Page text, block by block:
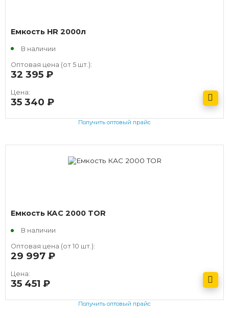
Емкость HR 2000л
В наличии
Оптовая цена (от 5 шт.):
32 395
Цена:
35 340
Получить оптовый прайс
Емкость КАС 2000 TOR
В наличии
Оптовая цена (от 10 шт.):
29 997
Цена:
35 451
Получить оптовый прайс